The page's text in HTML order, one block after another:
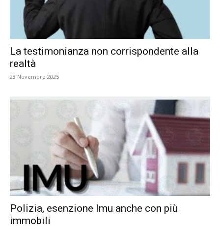
La testimonianza non corrispondente alla
realtà
23 Novembre 2025
Polizia, esenzione Imu anche con più
immobili